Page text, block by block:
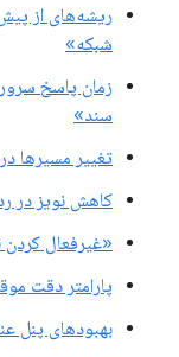
ریشه‌های از
شبکه»
زمان پاسخ
سند»
تغییر مسیرها
کاهش نویز در
«غیرفعال
پارامتر دقت
بهبودهای پنل